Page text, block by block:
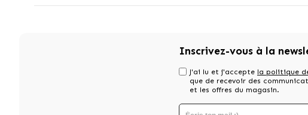
Inscrivez-vous à la
J'ai lu et j'accepte la politique
que de recevoir des
et les offres du magasin.